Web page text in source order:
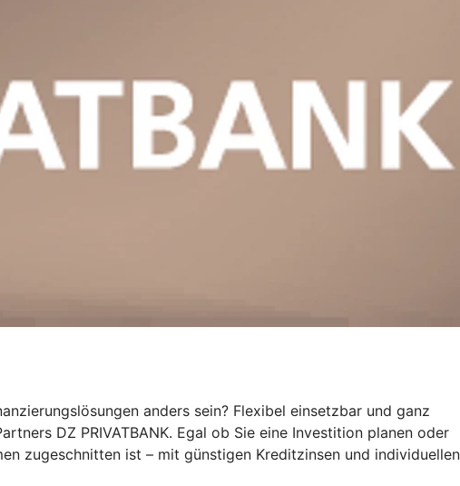
anders sein? Flexibel einsetzbar und ganz
DZ PRIVATBANK. Egal ob Sie eine Investition planen oder
zugeschnitten ist – mit günstigen Kreditzinsen und individuellen